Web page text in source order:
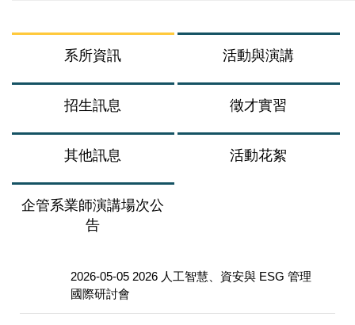
系所資訊 活動與演講
招生訊息 徵才實習
其他訊息 活動花絮
企管系業師演講場次公
告
2026-05-05 2026 人工智慧、資安與 ESG 管理
國際研討會